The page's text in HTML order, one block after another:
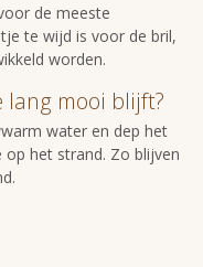
de meeste
te wijd is voor de bril,
worden.
lang mooi blijft?
water en dep het
het strand. Zo blijven